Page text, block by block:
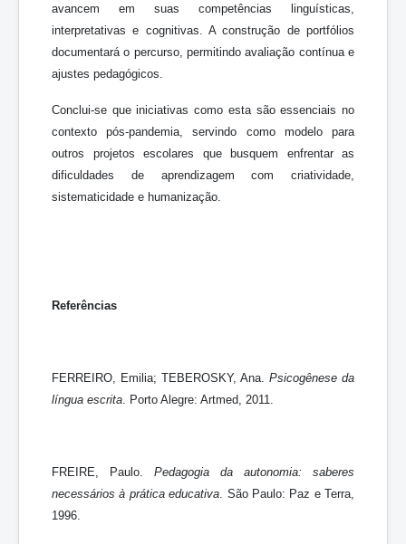
avancem em suas competências linguísticas,
interpretativas e cognitivas. A construção de portfólios
documentará o percurso, permitindo avaliação contínua e
ajustes pedagógicos.
Conclui-se que iniciativas como esta são essenciais no
contexto pós-pandemia, servindo como modelo para
outros projetos escolares que busquem enfrentar as
dificuldades de aprendizagem com criatividade,
sistematicidade e humanização.
Referências
FERREIRO, Emilia; TEBEROSKY, Ana. Psicogênese da
língua escrita . Porto Alegre: Artmed, 2011.
FREIRE, Paulo. Pedagogia da autonomia: saberes
necessários à prática educativa . São Paulo: Paz e Terra,
1996.